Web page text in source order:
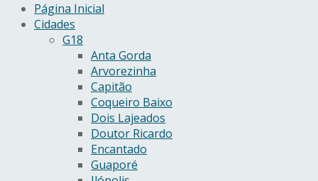
Página Inicial
Cidades
G18
Anta Gorda
Arvorezinha
Capitão
Coqueiro Baixo
Dois Lajeados
Doutor Ricardo
Encantado
Guaporé